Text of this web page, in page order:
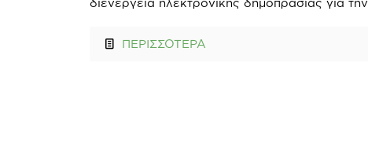
διενέργεια ηλεκτρονικής δημοπρασίας για την
ΠΕΡΙΣΣΟΤΕΡΑ